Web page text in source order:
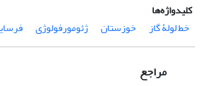
کلیدواژه‌ها
خط لولۀ گاز
خوزستان ژئومورفولوژی
مراجع